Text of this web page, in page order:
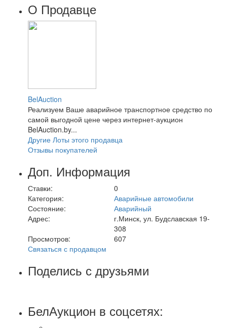
О Продавце
BelAuction
Реализуем Ваше аварийное транспортное средство по
самой выгодной цене через интернет-аукцион
BelAuction.by...
Другие Лоты этого продавца
Отзывы покупателей
Доп. Информация
Ставки:
0
Категория:
Аварийные автомобили
Состояние:
Аварийный
Адрес:
г.Минск, ул. Будславская 19-
308
Просмотров:
607
Связаться с продавцом
Поделись с друзьями
БелАукцион в соцсетях: